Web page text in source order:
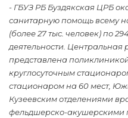
- ГБУЗ РБ Буздякская ЦРБ
санитарную помощь всему
(более 27 тыс. человек) по
деятельности. Центральная
представлена
круглосуточным
стационаром на 60 мест,
Кузеевским отделениями
фельдшерско-акушерскими